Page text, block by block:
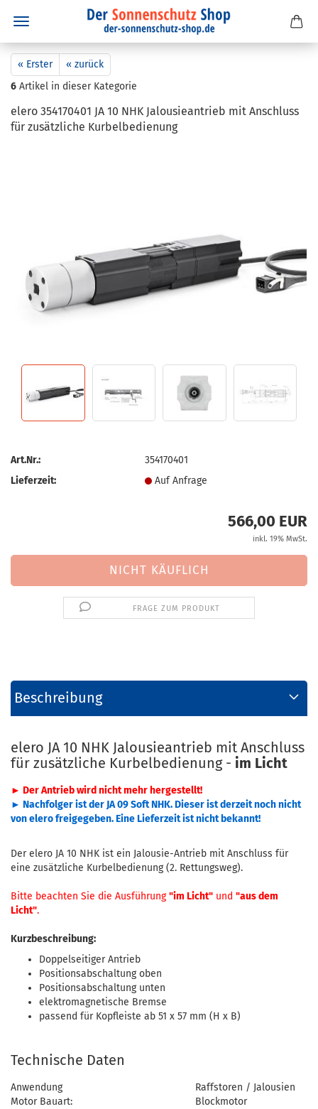
« Erster
« zurück
6 Artikel in dieser Kategorie
elero 354170401 JA 10 NHK Ja­lou­sie­an­trieb mit An­schluss
für zu­sätz­li­che Kur­bel­be­die­nung
Art.Nr.:
354170401
Lieferzeit:
Auf Anfrage
566,00 EUR
inkl. 19% MwSt.
FRAGE ZUM PRODUKT
Beschreibung
elero JA 10 NHK Jalousieantrieb mit Anschluss
für zusätzliche Kurbelbedienung - im Licht
► Der Antrieb wird nicht mehr hergestellt!
► Nachfolger ist der JA 09 Soft NHK. Dieser ist derzeit noch nicht
von elero freigegeben. Eine Lieferzeit ist nicht bekannt!
Der elero JA 10 NHK ist ein Jalousie-Antrieb mit Anschluss für
eine zusätzliche Kurbelbedienung (2. Rettungsweg).
Bitte beachten Sie die Ausführung"im Licht" und "aus dem
Licht".
Kurzbeschreibung:
Doppelseitiger Antrieb
Positionsabschaltung oben
Positionsabschaltung unten
elektromagnetische Bremse
passend für Kopfleiste ab 51 x 57 mm (H x B)
Technische Daten
Anwendung
Raffstoren / Jalousien
Motor Bauart:
Blockmotor